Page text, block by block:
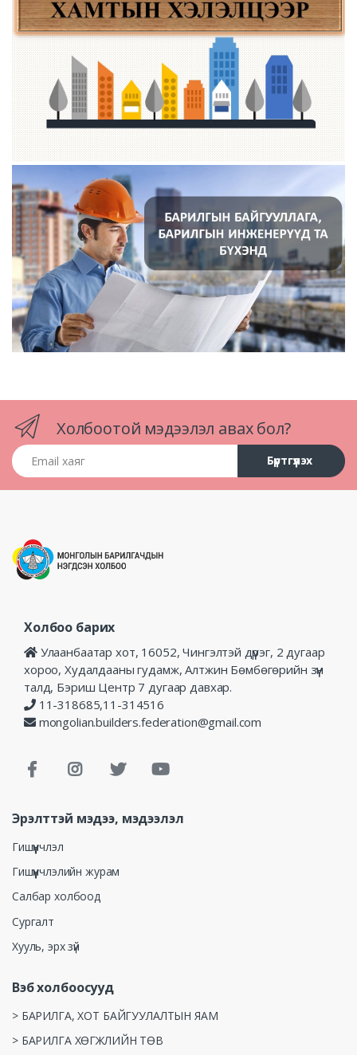
Холбоотой мэдээлэл авах бол?
Email хаяг
Бүртгүүлэх
Холбоо барих
Улаанбаатар хот, 16052, Чингэлтэй дүүрэг, 2 дугаар
хороо, Худалдааны гудамж, Алтжин Бөмбөгөрийн зүүн
талд, Бэриш Центр 7 дугаар давхар.
11-318685,11-314516
mongolian.builders.federation@gmail.com
Эрэлттэй мэдээ, мэдээлэл
Гишүүнчлэл
Гишүүнчлэлийн журам
Салбар холбоод
Сургалт
Хууль, эрх зүй
Вэб холбоосууд
> БАРИЛГА, ХОТ БАЙГУУЛАЛТЫН ЯАМ
> БАРИЛГА ХӨГЖЛИЙН ТӨВ